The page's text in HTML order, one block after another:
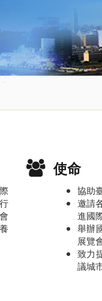
使命
協助
邀請
進國
舉辦
展覽
致力
議城市